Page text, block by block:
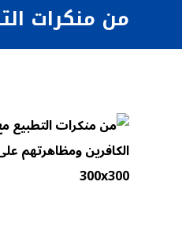
من منكرات